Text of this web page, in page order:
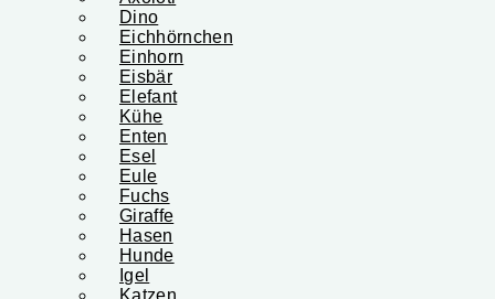
Dino
Eichhörnchen
Einhorn
Eisbär
Elefant
Kühe
Enten
Esel
Eule
Fuchs
Giraffe
Hasen
Hunde
Igel
Katzen